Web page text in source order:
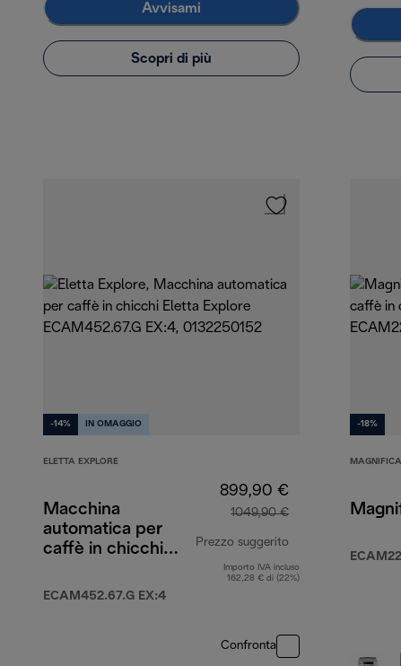
Avvisami
Scopri di più
originale 899,99 €
-14% IN OMAGGIO
ELETTA EXPLORE
Macchina
automatica per
caffè in chicchi
ECAM452.67.G EX:4
899,90 €
1049,90 €
Prezzo suggerito
prezzo originale
Importo IVA incluso
162,28 € di (22%)
Confronta
-18%